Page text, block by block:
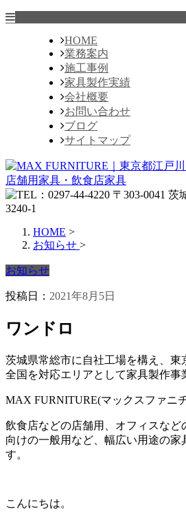
HOME
業務案内
施工事例
家具製作実績
会社概要
お問い合わせ
ブログ
サイトマップ
HOME >
お知らせ >
お知らせ
投稿日： 2021年8月5日
ワンドロ
茨城県常総市に自社工場を構え、東
全国を対応エリアとして家具製作事
MAX FURNITURE(マックスファニ
飲食店などの店舗用、オフィスなど
向けの一般用など、幅広い用途の家
す。
こんにちは。